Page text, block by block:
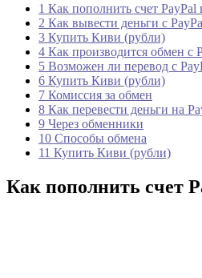
1 Как пополнить счет
2 Как вывести деньги с
3 Купить Киви (рубли)
4 Как производится обмен с
5 Возможен ли перевод с
6 Купить Киви (рубли)
7 Комиссия за обмен
8 Как перевести деньги на
9 Через обменники
10 Способы обмена
11 Купить Киви (рубли)
Как пополнить счет